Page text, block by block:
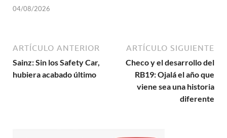
04/08/2026
ARTÍCULO ANTERIOR
Sainz: Sin los Safety Car,
hubiera acabado último
ARTÍCULO SIGUIENTE
Checo y el desarrollo del
RB19: Ojalá el año que
viene sea una historia
diferente